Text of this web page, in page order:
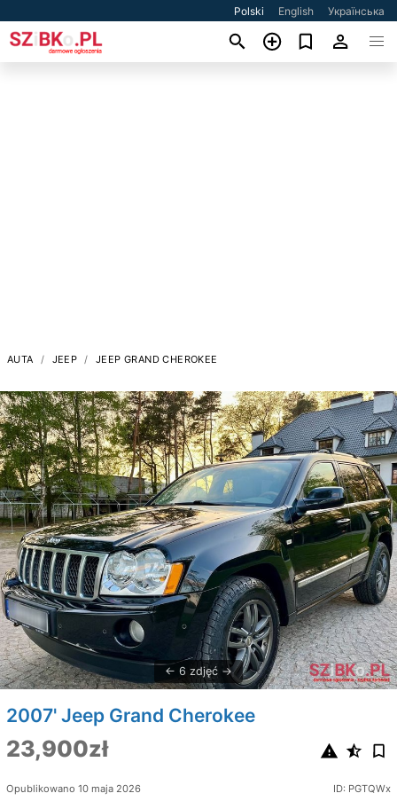
Polski English Українська
AUTA JEEP JEEP GRAND CHEROKEE
6 zdjęć
2007' Jeep Grand Cherokee
23,900zł
Opublikowano 10 maja 2026 ID: PGTQWx